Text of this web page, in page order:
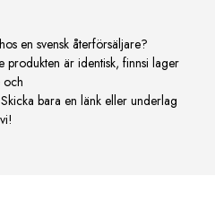
en svensk återförsäljare?
produkten är identisk, finnsi lager
och
bara en länk eller underlag